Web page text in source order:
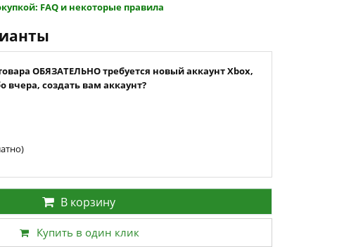
FAQ и некоторые правила
ОБЯЗАТЕЛЬНО требуется новый аккаунт Xbox,
вчера, создать вам аккаунт?
В корзину
Купить в один клик